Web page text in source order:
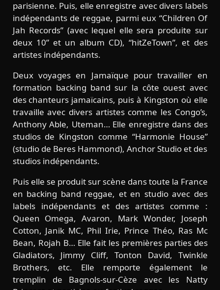
parisienne. Puis, elle enregistre avec divers labels
indépendants de reggae, parmi eux “Children Of
Jah Records” (avec lequel elle sera produite sur
deux 10” et un album CD), “hitZeTown”, et des
artistes indépendants.
Deux voyages en Jamaïque pour travailler en
formation backing band sur la côte ouest avec
des chanteurs jamaïcains, puis à Kingston où elle
travaille avec divers artistes comme les Congo’s,
Anthony Able, Uteman… Elle enregistre dans des
studios de Kingston comme “Harmonie House”
(studio de Beres Hammond), Anchor Studio et des
studios indépendants.
Puis elle se produit sur scène dans toute la France
en backing band reggae, et en studio avec des
labels indépendants et des artistes comme :
Queen Omega, Avaron, Mark Wonder, Joseph
Cotton, Janik MC, Phil Irie, Prince Théo, Ras Mc
Bean, Rojah B… Elle fait les premières parties des
Gladiators, Jimmy Cliff, Tonton David, Twinkle
Brothers, etc. Elle remporte également le
tremplin de Bagnols-sur-Cèze avec les Natty